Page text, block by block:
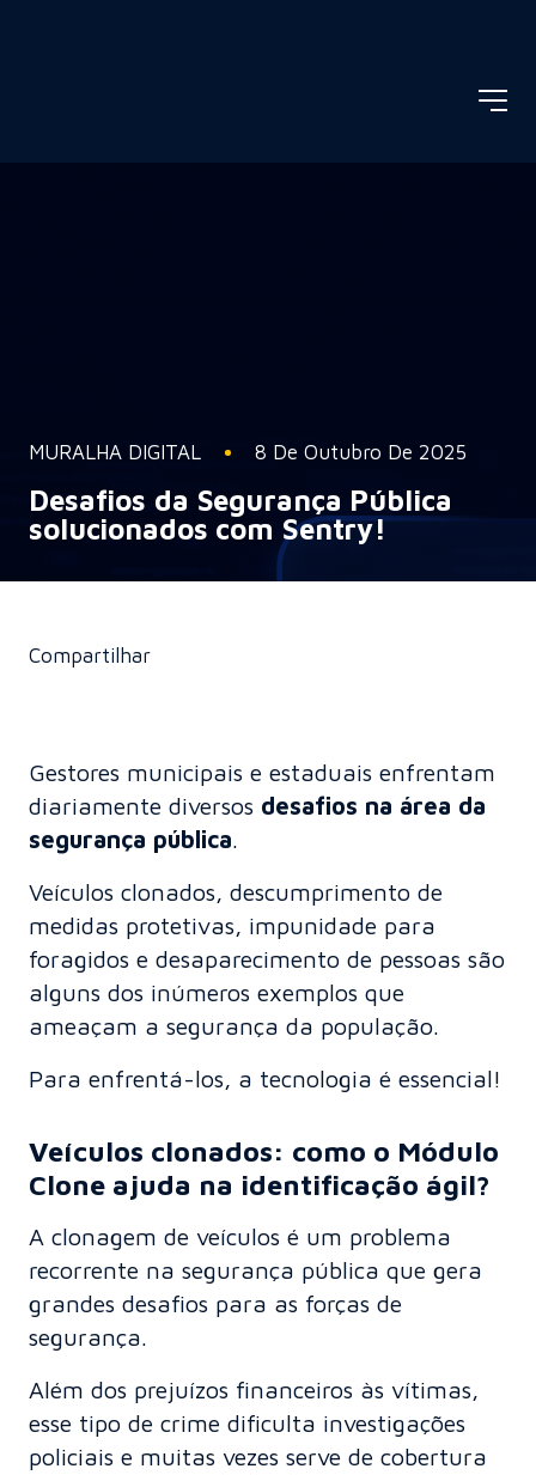
MURALHA DIGITAL 8 De Outubro De 2025
Desafios da Segurança Pública
solucionados com Sentry!
Compartilhar
Gestores municipais e estaduais enfrentam
diariamente diversos desafios na área da
segurança pública.
Veículos clonados, descumprimento de
medidas protetivas, impunidade para
foragidos e desaparecimento de pessoas são
alguns dos inúmeros exemplos que
ameaçam a segurança da população.
Para enfrentá-los, a tecnologia é essencial!
Veículos clonados: como o Módulo
Clone ajuda na identificação ágil?
A clonagem de veículos é um problema
recorrente na segurança pública que gera
grandes desafios para as forças de
segurança.
Além dos prejuízos financeiros às vítimas,
esse tipo de crime dificulta investigações
policiais e muitas vezes serve de cobertura